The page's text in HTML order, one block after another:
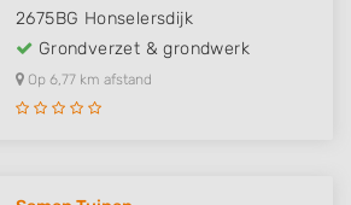
2675BG Honselersdijk
Grondverzet & grondwerk
Op 6,77 km afstand